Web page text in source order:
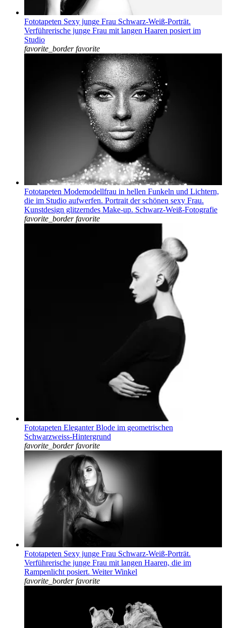
Fototapeten Sexy junge Frau Schwarz-Weiß-Porträt.
Verführerische junge Frau mit langen Haaren posiert im
Studio
favorite_border favorite
Fototapeten Modemodellfrau in hellen Funkeln und Lichtern,
die im Studio aufwerfen. Portrait der schönen sexy Frau.
Kunstdesign glitzerndes Make-up. Schwarz-Weiß-Fotografie
favorite_border favorite
Fototapeten Eleganter Blode im geometrischen
Schwarzweiss-Hintergrund
favorite_border favorite
Fototapeten Sexy junge Frau Schwarz-Weiß-Porträt.
Verführerische junge Frau mit langen Haaren, die im
Rampenlicht posiert. Weiter Winkel
favorite_border favorite